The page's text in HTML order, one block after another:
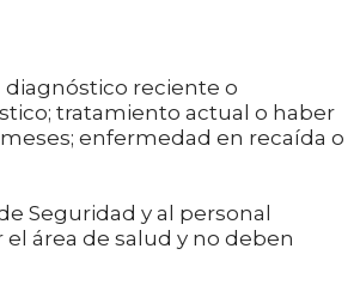
reciente o
tratamiento actual o haber
enfermedad en recaída o
Seguridad y al personal
área de salud y no deben